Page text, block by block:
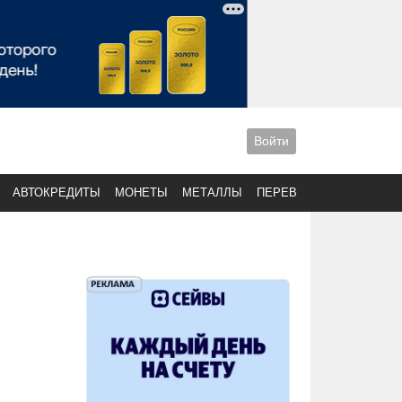
Войти
АВТОКРЕДИТЫ МОНЕТЫ МЕТАЛЛЫ ПЕРЕВОДЫ